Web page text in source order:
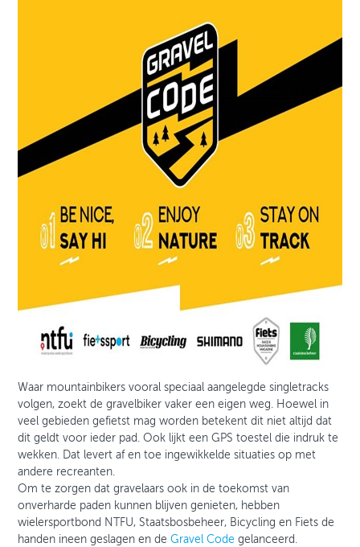
Waar mountainbikers vooral speciaal aangelegde singletracks
volgen, zoekt de gravelbiker vaker een eigen weg. Hoewel in
veel gebieden gefietst mag worden betekent dit niet altijd dat
dit geldt voor ieder pad. Ook lijkt een GPS toestel die indruk te
wekken. Dat levert af en toe ingewikkelde situaties op met
andere recreanten.
Om te zorgen dat gravelaars ook in de toekomst van
onverharde paden kunnen blijven genieten, hebben
wielersportbond NTFU, Staatsbosbeheer, Bicycling en Fiets de
handen ineen geslagen en de Gravel Code gelanceerd.